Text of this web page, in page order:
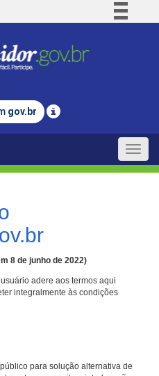
Comunica BR
Legislação
gov.br
Toggle
8 de junho de 2022)
usuário adere aos termos aqui
integralmente às condições
para solução alternativa de